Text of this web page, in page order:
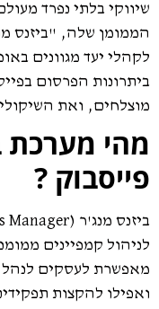
שיווקי בלתי נפרד
הממומן שלה, "ביזנס
לקהלי יעד מגוונים
ביתרונות הפרסום
מוצלחים, ואת
מהי מערכת
פייסבוק ?
לניהול קמפיינים
מאפשרת לעסקים לנהל
ואפילו להקצות